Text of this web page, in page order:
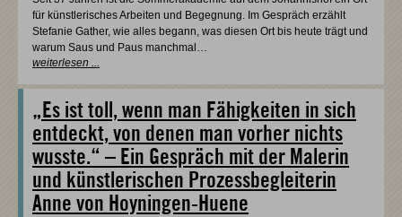
für künstlerisches Arbeiten und Begegnung. Im Gespräch erzählt
Stefanie Gather, wie alles begann, was diesen Ort bis heute trägt und
warum Saus und Paus manchmal…
weiterlesen ...
„Es ist toll, wenn man Fähigkeiten in sich
entdeckt, von denen man vorher nichts
wusste.“ – Ein Gespräch mit der Malerin
und künstlerischen Prozessbegleiterin
Anne von Hoyningen-Huene